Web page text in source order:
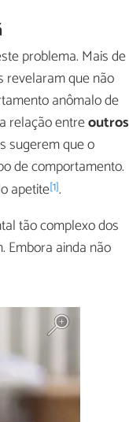
problema. Mais de
revelaram que não
anômalo de
relação entreoutros
sugerem que o
de comportamento.
apetite[1].
tão complexo dos
Embora ainda não